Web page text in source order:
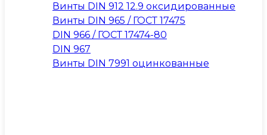
Винты DIN 912 12.9 оксидированные
Винты DIN 965 / ГОСТ 17475
DIN 966 / ГОСТ 17474-80
DIN 967
Винты DIN 7991 оцинкованные